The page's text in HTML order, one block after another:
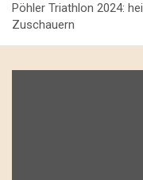
Pöhler Triathlon 2024:
Zuschauern